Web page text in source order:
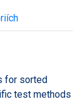
for sorted
test methods